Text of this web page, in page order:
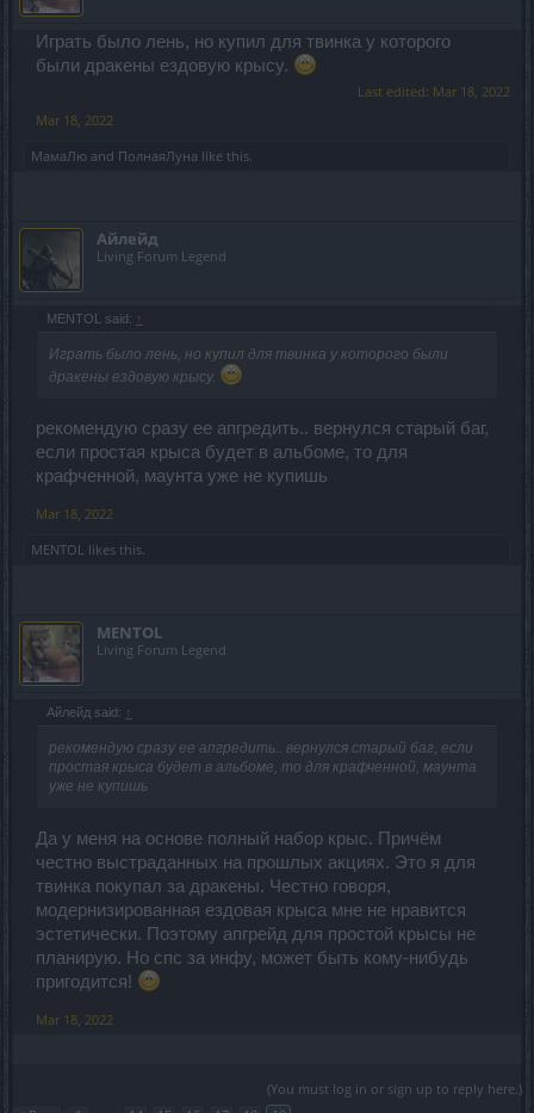
Играть было лень, но купил для твинка у которого
были дракены ездовую крысу.
Last edited: Mar 18, 2022
Mar 18, 2022
МамаЛю and ПолнаяЛуна like this.
Айлейд
Living Forum Legend
MENTOL said: ↑
Играть было лень, но купил для твинка у которого были
дракены ездовую крысу.
рекомендую сразу ее апгредить.. вернулся старый баг,
если простая крыса будет в альбоме, то для
крафченной, маунта уже не купишь
Mar 18, 2022
MENTOL likes this.
MENTOL
Living Forum Legend
Айлейд said: ↑
рекомендую сразу ее апгредить.. вернулся старый баг, если
простая крыса будет в альбоме, то для крафченной, маунта
уже не купишь
Да у меня на основе полный набор крыс. Причём
честно выстраданных на прошлых акциях. Это я для
твинка покупал за дракены. Честно говоря,
модернизированная ездовая крыса мне не нравится
эстетически. Поэтому апгрейд для простой крысы не
планирую. Но спс за инфу, может быть кому-нибудь
пригодится!
Mar 18, 2022
(You must log in or sign up to reply here.)